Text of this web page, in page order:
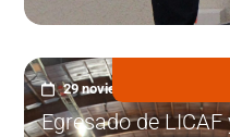
29 noviembre, 2023
Egresado de